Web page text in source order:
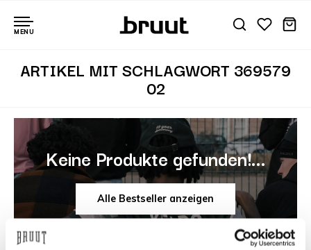
MENU
ARTIKEL MIT SCHLAGWORT 369579
02
Keine Produkte gefunden!...
Alle Bestseller anzeigen